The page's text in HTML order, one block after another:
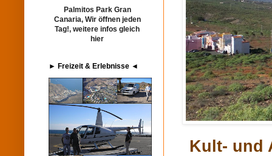
Kult- und
Palmitos Park Gran
Canaria, Wir öffnen jeden
Tag!, weitere infos gleich
hier
► Freizeit & Erlebnisse ◄